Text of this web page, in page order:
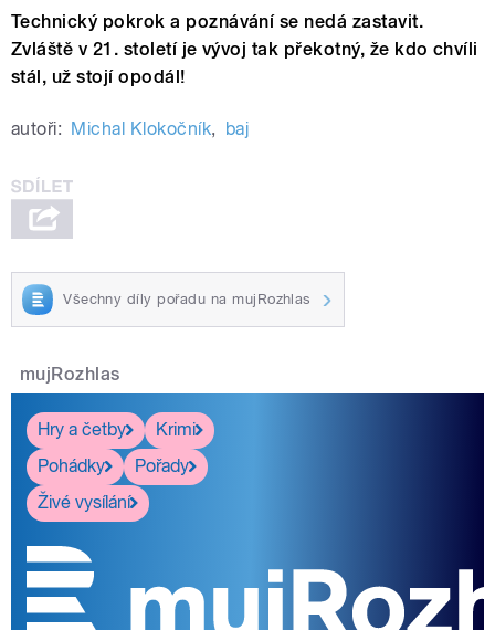
Technický pokrok a poznávání se nedá zastavit.
Zvláště v 21. století je vývoj tak překotný, že kdo chvíli
stál, už stojí opodál!
autoři: Michal Klokočník, baj
Všechny díly pořadu na mujRozhlas
mujRozhlas
Hry a četby
Krimi
Pohádky
Pořady
Živé vysílání